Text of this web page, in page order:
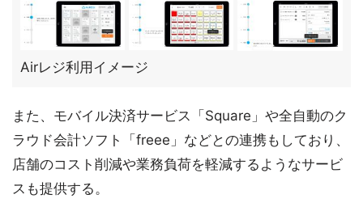
Airレジ利用イメージ
また、モバイル決済サービス「Square」や全自動のク
ラウド会計ソフト「freee」などとの連携もしており、
店舗のコスト削減や業務負荷を軽減するようなサービ
スも提供する。